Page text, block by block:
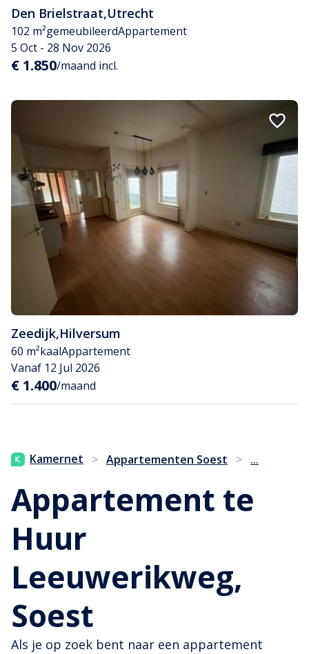
Den Brielstraat,Utrecht
102 m²gemeubileerdAppartement
5 Oct - 28 Nov 2026
€ 1.850/maand incl.
Zeedijk,Hilversum
60 m²kaalAppartement
Vanaf 12 Jul 2026
€ 1.400/maand
Kamernet > Appartementen Soest > ...
Appartement te
Huur
Leeuwerikweg,
Soest
Als je op zoek bent naar een appartement